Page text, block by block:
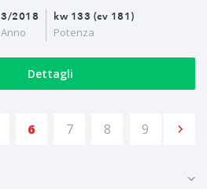
3/2018
Anno
kw 133 (cv 181)
Potenza
Dettagli
6 7 8 9